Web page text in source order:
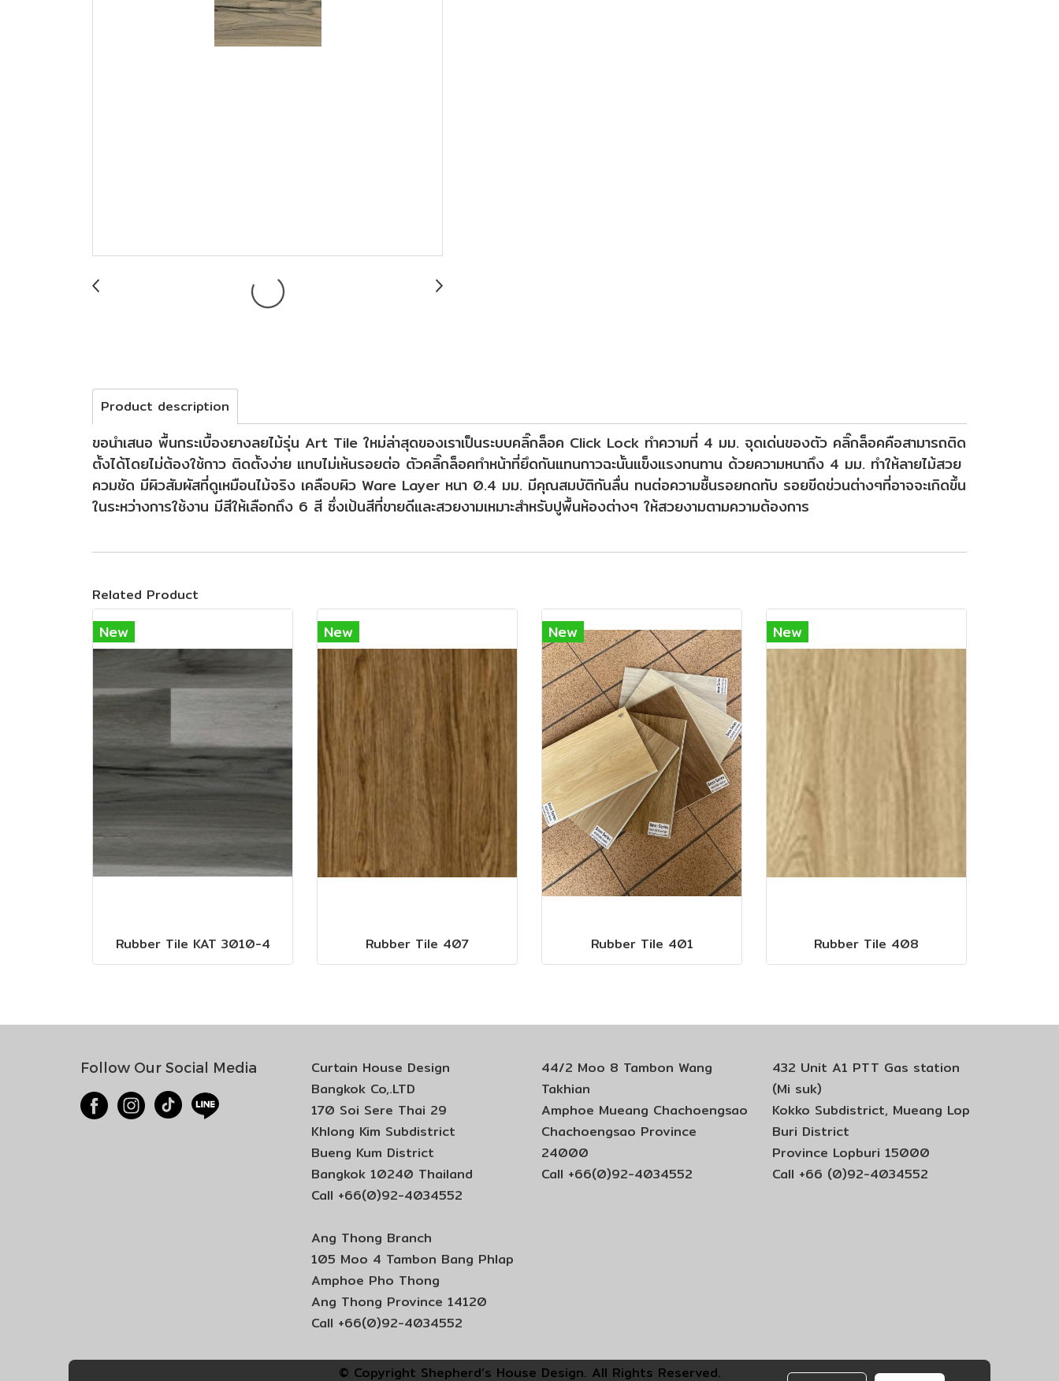
Product description
ขอนำเสนอ พื้นกระเบื้องยางลยไม้รุ่น Art Tile ใหม่ล่าสุดของเราเป็นระบบคลิ๊กล็อค Click Lock ทำความที่ 4 มม. จุดเด่นของตัว คลิ๊กล็อคคือสามารถติด
ตั้งได้โดยไม่ต้องใช้กาว ติดตั้งง่าย แทบไม่เห้นรอยต่อ ตัวคลิ๊กล็อคทำหน้าที่ยึดกันแทนกาวฉะนั้นแข็งแรงทนทาน ด้วยความหนาถึง 4 มม. ทำให้ลายไม้สวย
ควมชัด มีผิวสัมผัสที่ดูเหมือนไม้จริง เคลือบผิว Ware Layer หนา 0.4 มม. มีคุณสมบัติกันลื่น ทนต่อความชื้นรอยกดทับ รอยขีดข่วนต่างๆที่อาจจะเกิดขึ้น
ในระหว่างการใช้งาน มีสีให้เลือกถึง 6 สี ซึ่งเป้นสีที่ขายดีและสวยงามเหมาะสำหรับปูพื้นห้องต่างๆ ให้สวยงามตามความต้องการ
Related Product
New
Rubber Tile KAT 3010-4
New
Rubber Tile 407
New
Rubber Tile 401
New
Rubber Tile 408
Follow Our Social Media
Curtain House Design
Bangkok Co,.LTD
170 Soi Sere Thai 29
Khlong Kim Subdistrict
Bueng Kum District
Bangkok 10240 Thailand
Call +66(0)92-4034552
Ang Thong Branch
105 Moo 4 Tambon Bang Phlap
Amphoe Pho Thong
Ang Thong Province 14120
Call +66(0)92-4034552
44/2 Moo 8 Tambon Wang
Takhian
Amphoe Mueang Chachoengsao
Chachoengsao Province
24000
Call +66(0)92-4034552
432 Unit A1 PTT Gas station
(Mi suk)
Kokko Subdistrict, Mueang Lop
Buri District
Province Lopburi 15000
Call +66 (0)92-4034552
© Copyright Shepherd’s House Design. All Rights Reserved.